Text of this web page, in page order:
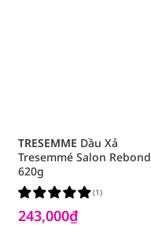
TRESEMME Dầu Xả
Tresemmé Salon Rebond
620g
243,000₫
(1)